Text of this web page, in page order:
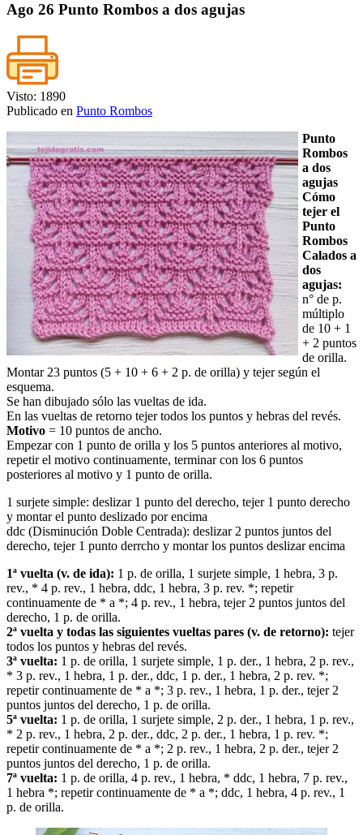
Ago 26 Punto Rombos a dos agujas
Visto: 1890
Publicado en Punto Rombos
Punto
Rombos
a dos
agujas
Cómo
tejer el
Punto
Rombos
Calados a
dos
agujas:
n° de p.
múltiplo
de 10 + 1
+ 2 puntos
de orilla.
Montar 23 puntos (5 + 10 + 6 + 2 p. de orilla) y tejer según el
esquema.
Se han dibujado sólo las vueltas de ida.
En las vueltas de retorno tejer todos los puntos y hebras del revés.
Motivo = 10 puntos de ancho.
Empezar con 1 punto de orilla y los 5 puntos anteriores al motivo,
repetir el motivo continuamente, terminar con los 6 puntos
posteriores al motivo y 1 punto de orilla.
1 surjete simple: deslizar 1 punto del derecho, tejer 1 punto derecho
y montar el punto deslizado por encima
ddc (Disminución Doble Centrada): deslizar 2 puntos juntos del
derecho, tejer 1 punto derrcho y montar los puntos deslizar encima
1ª vuelta (v. de ida): 1 p. de orilla, 1 surjete simple, 1 hebra, 3 p.
rev., * 4 p. rev., 1 hebra, ddc, 1 hebra, 3 p. rev. *; repetir
continuamente de * a *; 4 p. rev., 1 hebra, tejer 2 puntos juntos del
derecho, 1 p. de orilla.
2ª vuelta y todas las siguientes vueltas pares (v. de retorno): tejer
todos los puntos y hebras del revés.
3ª vuelta: 1 p. de orilla, 1 surjete simple, 1 p. der., 1 hebra, 2 p. rev.,
* 3 p. rev., 1 hebra, 1 p. der., ddc, 1 p. der., 1 hebra, 2 p. rev. *;
repetir continuamente de * a *; 3 p. rev., 1 hebra, 1 p. der., tejer 2
puntos juntos del derecho, 1 p. de orilla.
5ª vuelta: 1 p. de orilla, 1 surjete simple, 2 p. der., 1 hebra, 1 p. rev.,
* 2 p. rev., 1 hebra, 2 p. der., ddc, 2 p. der., 1 hebra, 1 p. rev. *;
repetir continuamente de * a *; 2 p. rev., 1 hebra, 2 p. der., tejer 2
puntos juntos del derecho, 1 p. de orilla.
7ª vuelta: 1 p. de orilla, 4 p. rev., 1 hebra, * ddc, 1 hebra, 7 p. rev.,
1 hebra *; repetir continuamente de * a *; ddc, 1 hebra, 4 p. rev., 1
p. de orilla.